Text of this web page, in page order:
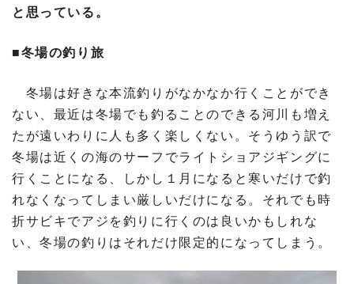
と思っている。
■冬場の釣り旅
冬場は好きな本流釣りがなかなか行くことができ
ない、最近は冬場でも釣ることのできる河川も増え
たが遠いわりに人も多く楽しくない。そうゆう訳で
冬場は近くの海のサーフでライトショアジギングに
行くことになる、しかし１月になると寒いだけで釣
れなくなってしまい厳しいだけになる。それでも時
折サビキでアジを釣りに行くのは良いかもしれな
い、冬場の釣りはそれだけ限定的になってしまう。